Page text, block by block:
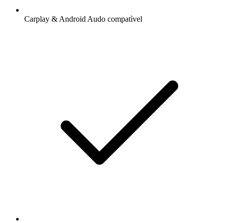
Carplay & Android Audo compatìvel